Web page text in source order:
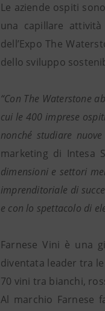
Le aziende ospiti
una capillare
dell’Expo The
dello sviluppo
“Con The Waterstone
cui le 400 imprese
nonché studiare
marketing di Intesa
dimensioni e settori
imprenditoriale di
e con lo spettacolo di
Farnese Vini è una
diventata leader tra
70 vini tra bianchi,
Al marchio Farnese